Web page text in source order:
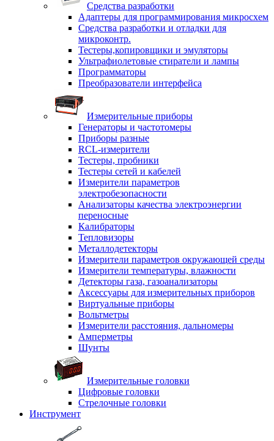
Средства разработки
Адаптеры для программирования микросхем
Средства разработки и отладки для
микроконтр.
Тестеры,копировщики и эмуляторы
Ультрафиолетовые стиратели и лампы
Программаторы
Преобразователи интерфейса
Измерительные приборы
Генераторы и частотомеры
Приборы разные
RCL-измерители
Тестеры, пробники
Тестеры сетей и кабелей
Измерители параметров
электробезопасности
Анализаторы качества электроэнергии
переносные
Калибраторы
Тепловизоры
Металлодетекторы
Измерители параметров окружающей среды
Измерители температуры, влажности
Детекторы газа, газоанализаторы
Аксессуары для измерительных приборов
Виртуальные приборы
Вольтметры
Измерители расстояния, дальномеры
Амперметры
Шунты
Измерительные головки
Цифровые головки
Стрелочные головки
Инструмент